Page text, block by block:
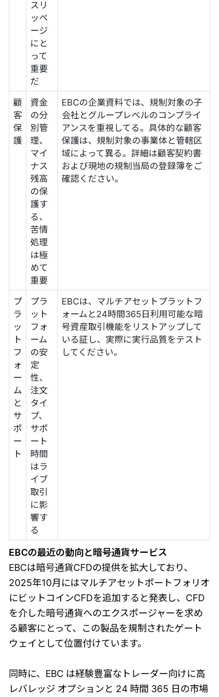
スリ
ッペ
ージ
にと
って
重要
だ
顧
客
保
護
資金
の分
別管
理、
マイ
ナス
残高
の保
護す
る、
苦情
処理
は極
めて
重要
EBCの企業資料では、規制対象の子
会社とグループレベルのコンプライ
アンスを重視してる。具体的な顧客
保護は、規制対象の事業体と管轄区
域によって異る。詳細は顧客契約書
および現地の規制当局の登録簿をご
確認ください。
プ
ラ
ッ
ト
フ
ォ
ー
ム
と
サ
ポ
ー
ト
プラ
ット
フォ
ーム
の安
定
性、
注文
タイ
プ、
サポ
ート
時間
はラ
イブ
取引
に影
響す
る
EBCは、マルチアセットプラットフ
ォームと24時間365日利用可能な暗
号資産取引機能をリストアップして
いる証し、実際に実行品質をテスト
してください。
EBCの最近の動向と暗号通貨サービス
EBCは暗号通貨CFDの提供を拡大しており、
2025年10月にはマルチアセットポートフォリオ
にビットコインCFDを追加すると発表し、CFD
を介した暗号通貨へのエクスポージャーを求め
る顧客にとって、この製品を規制されたゲート
ウェイとして位置付けています。
同時に、EBC は経験豊富なトレーダー向けに高
レバレッジ オプションと 24 時間 365 日の市場